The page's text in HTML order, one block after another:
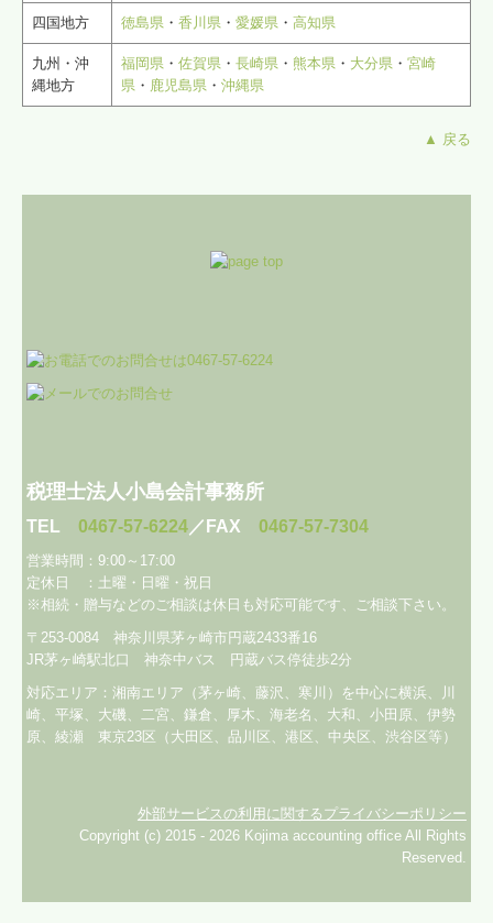
四国地方 徳島県 ・ 香川県 ・ 愛媛県 ・ 高知県
九州・沖
縄地方
福岡県 ・ 佐賀県 ・ 長崎県 ・ 熊本県 ・ 大分県 ・ 宮崎
県 ・ 鹿児島県 ・ 沖縄県
▲ 戻る
税理士法人小島会計事務所
TEL0467-57-6224／FAX0467-57-7304
営業時間：9:00～17:00
定休日 ：土曜・日曜・祝日
※相続・贈与などのご相談は休日も対応可能です、
ご相談下さい。
〒253-0084 神奈川県茅ヶ崎市円蔵2433番16
JR茅ヶ崎駅北口 神奈中バス 円蔵バス停徒歩2分
対応エリア：湘南エリア（茅ヶ崎、藤沢、寒川）を中心に横浜、川
崎、平塚、大磯、二宮、鎌倉、厚木、海老名、大和、小田原、伊勢
原、綾瀬 東京23区（大田区、品川区、港区、中央区、渋谷区等）
外部サービスの利用に関するプライバシーポリシー
Copyright (c) 2015 - 2026 Kojima accounting office All Rights
Reserved.